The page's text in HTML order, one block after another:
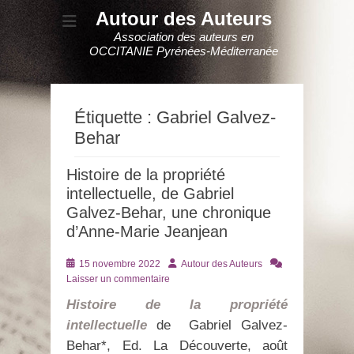
Autour des Auteurs
Association des auteurs en
OCCITANIE Pyrénées-Méditerranée
Étiquette : Gabriel Galvez-
Behar
Histoire de la propriété
intellectuelle, de Gabriel
Galvez-Behar, une chronique
d’Anne-Marie Jeanjean
Posté
le
15 novembre 2022 AuteurAutour des Auteurs
Laisser un commentaire
Histoire de la propriété
intellectuelle de Gabriel Galvez-
Behar*, Ed. La Découverte, août